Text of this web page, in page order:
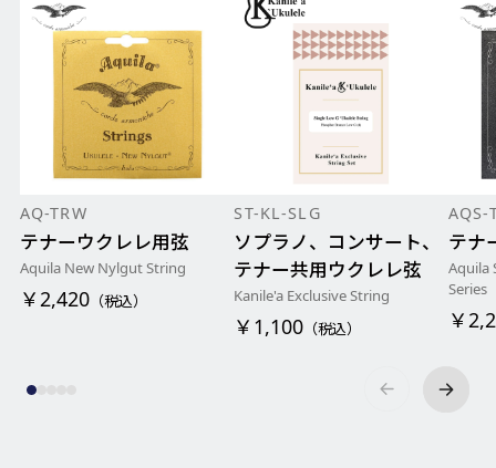
AQ-TRW
テナーウクレレ用弦
Aquila New Nylgut String
￥2,420（税込）
ST-KL-SLG
ソプラノ、コンサート、
テナー共用ウクレレ弦
Kanile'a Exclusive String
￥1,100 （税込）
AQS-
テナ
Aquila
Series
￥